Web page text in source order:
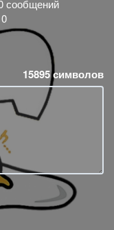
сообщений
15895символов